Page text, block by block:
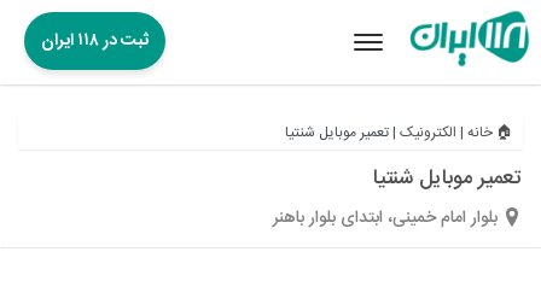
Toggle
ثبت در ۱۱۸ ایران
🏠 خانه | الکترونیک |تعمیر موبایل شنتیا
تعمیر موبایل شنتیا
بلوار امام خمینی، ابتدای بلوار باهنر